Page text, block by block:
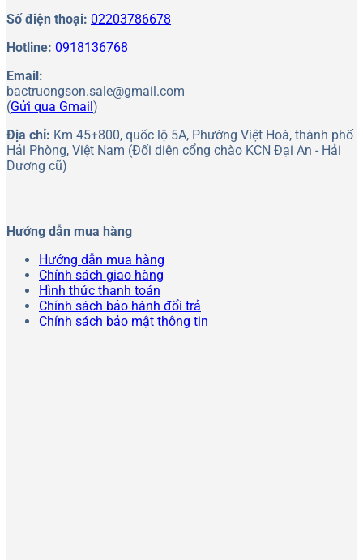
Số điện thoại: 02203786678
Hotline: 0918136768
Email:
bactruongson.sale@gmail.com
(Gửi qua Gmail )
Địa chỉ: Km 45+800, quốc lộ 5A, Phường Việt Hoà, thành phố
Hải Phòng, Việt Nam (Đối diện cổng chào KCN Đại An - Hải
Dương cũ)
Hướng dẫn mua hàng
Hướng dẫn mua hàng
Chính sách giao hàng
Hình thức thanh toán
Chính sách bảo hành đổi trả
Chính sách bảo mật thông tin